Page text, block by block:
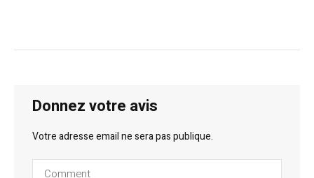
Donnez votre avis
Votre adresse email ne sera pas publique.